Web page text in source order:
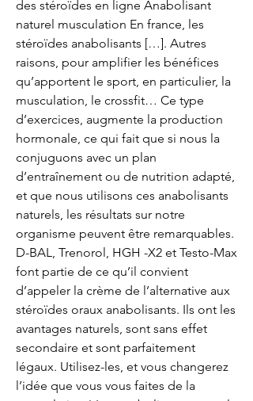
des stéroïdes en ligne Anabolisant
naturel musculation En france, les
stéroïdes anabolisants […]. Autres
raisons, pour amplifier les bénéfices
qu’apportent le sport, en particulier, la
musculation, le crossfit… Ce type
d’exercices, augmente la production
hormonale, ce qui fait que si nous la
conjuguons avec un plan
d’entraînement ou de nutrition adapté,
et que nous utilisons ces anabolisants
naturels, les résultats sur notre
organisme peuvent être remarquables.
D-BAL, Trenorol, HGH -X2 et Testo-Max
font partie de ce qu’il convient
d’appeler la crème de l’alternative aux
stéroïdes oraux anabolisants. Ils ont les
avantages naturels, sont sans effet
secondaire et sont parfaitement
légaux. Utilisez-les, et vous changerez
l’idée que vous vous faites de la